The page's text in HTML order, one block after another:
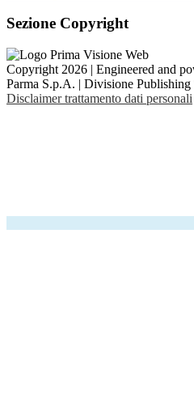
Sezione Copyright
Copyright 2026 | Engineered and
Parma S.p.A. | Divisione
Disclaimer trattamento dati personali